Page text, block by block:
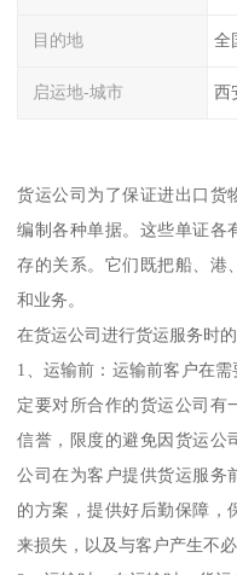
目的地 全
启运地-城市 西
货运公司为了保证进出口货
编制各种单据。这些单证各
存的关系。它们既把船、港
和业务。
在货运公司进行货运服务时
1、运输前：运输前客户在
定要对所合作的货运公司有
信誉，限度的避免因货运公
公司在为客户提供货运服务
的方案，提供好后勤保障，
来损失，以及与客户产生不必